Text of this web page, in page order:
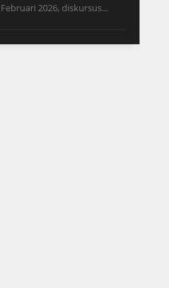
Februari 2026, diskursus...